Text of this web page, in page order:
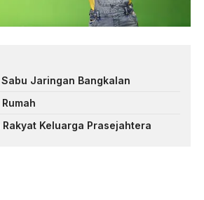
Jaringan Bangkalan
Keluarga Prasejahtera